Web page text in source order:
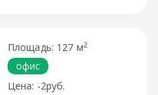
127 м2
офис
-2руб.